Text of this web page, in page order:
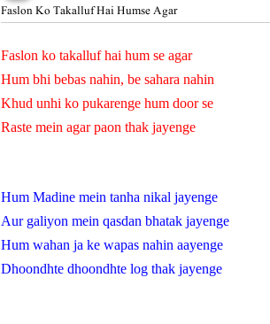
Faslon Ko Takalluf Hai Humse Agar
Faslon ko takalluf hai hum se agar
Hum bhi bebas nahin, be sahara nahin
Khud unhi ko pukarenge hum door se
Raste mein agar paon thak jayenge
Hum Madine mein tanha nikal jayenge
Aur galiyon mein qasdan bhatak jayenge
Hum wahan ja ke wapas nahin aayenge
Dhoondhte dhoondhte log thak jayenge